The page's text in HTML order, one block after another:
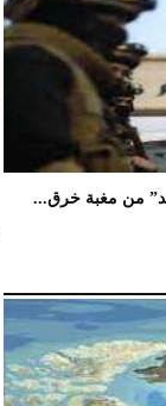
من مغبة خرق...